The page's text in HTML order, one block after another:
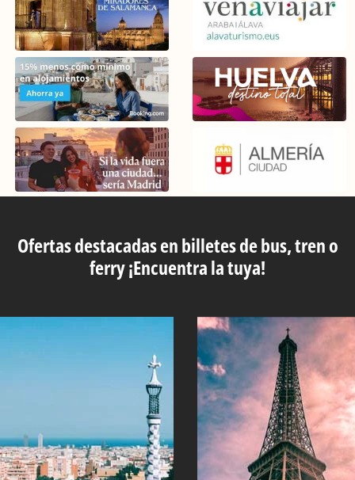
Ofertas destacadas en billetes de bus, tren o
ferry ¡Encuentra la tuya!